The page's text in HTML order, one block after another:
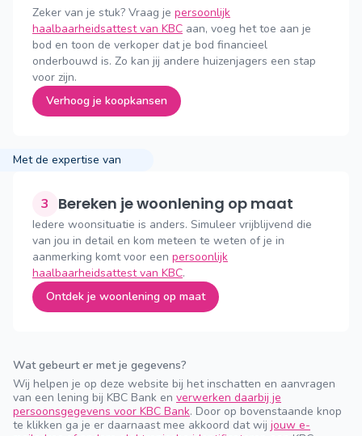
Zeker van je stuk? Vraag je persoonlijk
haalbaarheidsattest van KBC aan, voeg het toe aan je
bod en toon de verkoper dat je bod financieel
onderbouwd is. Zo kan jij andere huizenjagers een stap
voor zijn.
Verhoog je koopkansen
Met de expertise van
3 Bereken je woonlening op maat
Iedere woonsituatie is anders. Simuleer vrijblijvend die
van jou in detail en kom meteen te weten of je in
aanmerking komt voor een persoonlijk
haalbaarheidsattest van KBC.
Ontdek je woonlening op maat
Wat gebeurt er met je gegevens?
Wij helpen je op deze website bij het inschatten en aanvragen
van een lening bij KBC Bank en verwerken daarbij je
persoonsgegevens voor KBC Bank. Door op bovenstaande knop
te klikken ga je er daarnaast mee akkoord dat wij jouw e-